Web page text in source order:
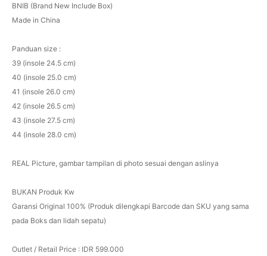
BNIB (Brand New Include Box)
Made in China
Panduan size :
39 (insole 24.5 cm)
40 (insole 25.0 cm)
41 (insole 26.0 cm)
42 (insole 26.5 cm)
43 (insole 27.5 cm)
44 (insole 28.0 cm)
REAL Picture, gambar tampilan di photo sesuai dengan aslinya
BUKAN Produk Kw
Garansi Original 100% (Produk dilengkapi Barcode dan SKU yang sama
pada Boks dan lidah sepatu)
Outlet / Retail Price : IDR 599.000